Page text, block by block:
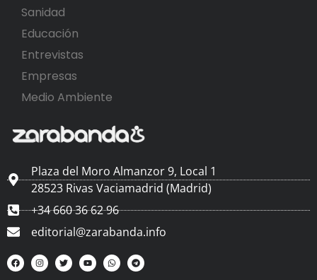
Sanidad
Educación
Entrevistas
Empresas
Medio Ambiente
Plaza del Moro Almanzor 9, Local 1
28523 Rivas Vaciamadrid (Madrid)
+34 660 36 62 96
editorial@zarabanda.info